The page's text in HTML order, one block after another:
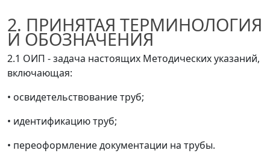
2. ПРИНЯТАЯ ТЕРМИНОЛОГИЯ
И ОБОЗНАЧЕНИЯ
2.1 ОИП - задача настоящих Методических указаний,
включающая:
• освидетельствование труб;
• идентификацию труб;
• переоформление документации на трубы.